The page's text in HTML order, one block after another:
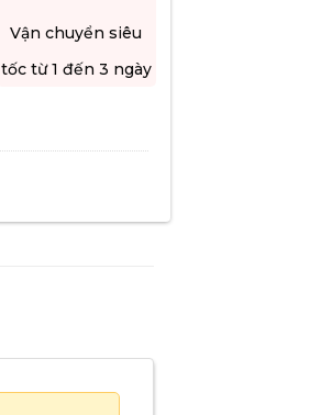
Vận chuyển siêu
tốc từ 1 đến 3 ngày